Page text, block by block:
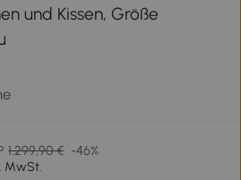
und Kissen, Größe
1.299,90 € -46%
MwSt.